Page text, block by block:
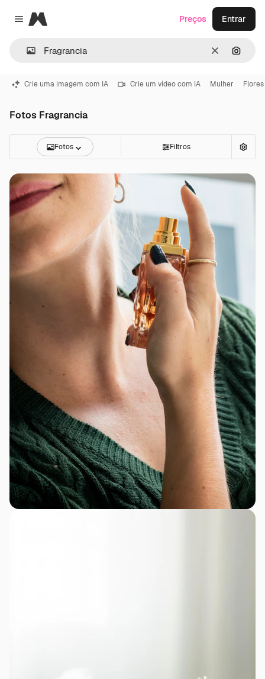
Close menu
Magnific
Limpar
Preços Entrar
Crie uma imagem com IA Crie um vídeo com IA Mulher Flores
Fotos Fragrancia
Fotos Filtros